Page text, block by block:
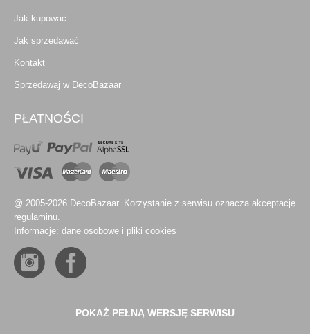
Jak kupować
Jak sprzedawać
Kontakt
Sprzedawaj w DecoBazaar
PŁATNOŚCI
@ 2005-2026 DecoBazaar. Korzystanie z serwisu oznacza akceptację
regulaminu.
Informacje: dane osobowe i pliki cookies
POKAŻ PEŁNĄ WERSJĘ SERWISU